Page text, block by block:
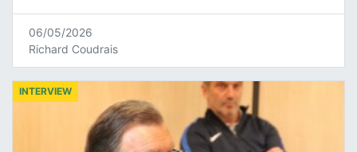
06/05/2026
Richard Coudrais
INTERVIEW